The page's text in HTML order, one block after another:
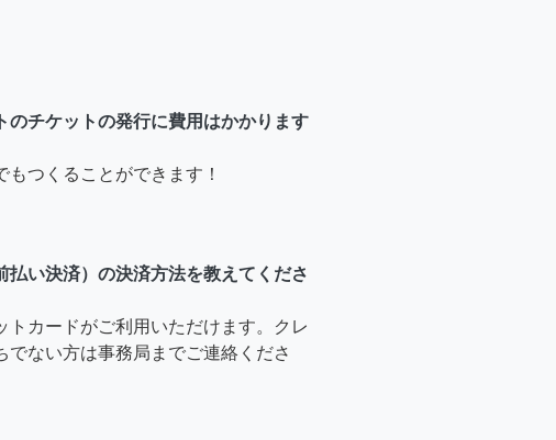
のチケットの発行に費用はかかります
もつくることができます！
払い決済）の決済方法を教えてくださ
トカードがご利用いただけます。クレ
でない方は事務局までご連絡くださ